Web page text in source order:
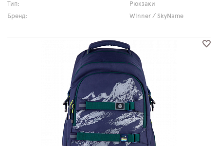
Тип:
Рюкзаки
Бренд:
Winner / SkyName